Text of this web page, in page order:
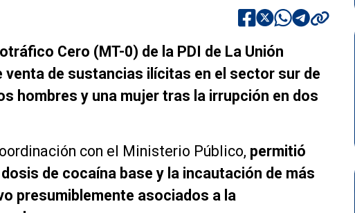
Cero (MT-0) de la PDI de La Unión
de sustancias ilícitas en el sector sur de
hombres y una mujer tras la irrupción en dos
con el Ministerio Público, permitió
de cocaína base y la incautación de más
presumiblemente asociados a la